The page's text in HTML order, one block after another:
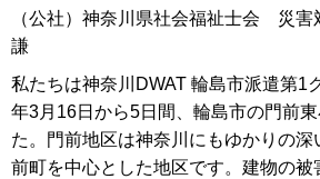
（公社）神奈川県社会福祉士会 災
謙
私たちは神奈川DWAT 輪島市派遣第1
年3月16日から5日間、輪島市の門前
た。門前地区は神奈川にもゆかりの深
前町を中心とした地区です。建物の被